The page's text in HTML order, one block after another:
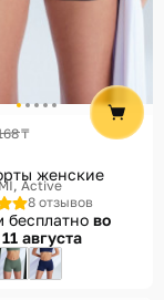
₸
женские
Active
8 отзывов
бесплатно во
августа